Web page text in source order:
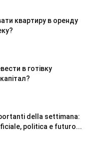
квартиру в оренду
в готівку
della settimana:
politica e futuro...